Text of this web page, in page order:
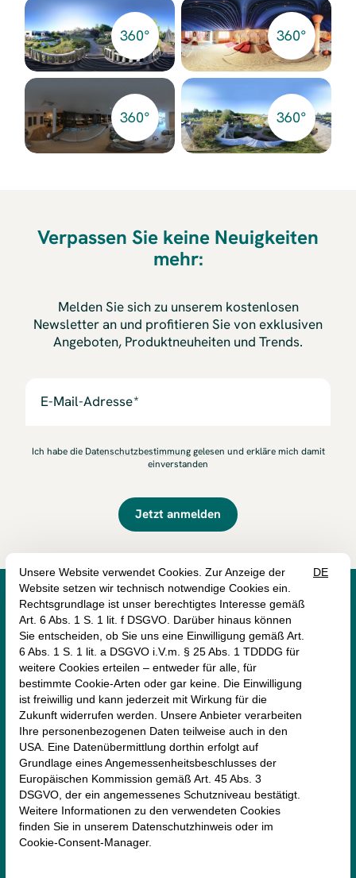
Verpassen Sie keine Neuigkeiten
mehr:
Melden Sie sich zu unserem kostenlosen
Newsletter an und profitieren Sie von exklusiven
Angeboten, Produktneuheiten und Trends.
E-Mail-Adresse
Ich habe die Datenschutzbestimmunggelesen und erkläre mich damit
einverstanden
Jetzt anmelden
   
monte mare Rheinbach
Münstereifeler Straße 69
53359 Rheinbach
+49 (2226) 9030 -0
rheinbach@monte-mare.de
AGB (Online-Shop)ImpressumDatenschutz
Erklärung zur BarrierefreiheitNewsletter